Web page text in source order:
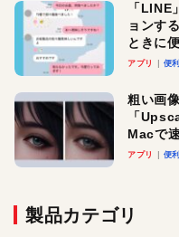
「
ョンす
ときに
アプリ 便
粗い画
「
Macで
アプリ 便
製品カテゴリ